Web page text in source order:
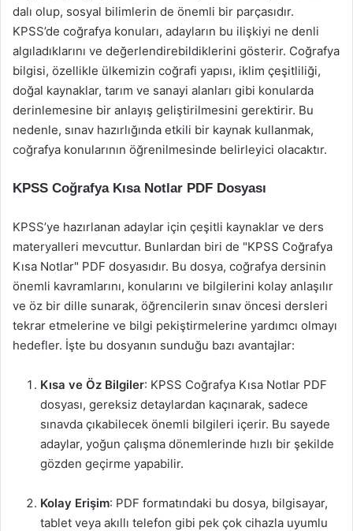
dalı olup, sosyal bilimlerin de önemli bir parçasıdır.
KPSS’de coğrafya konuları, adayların bu ilişkiyi ne denli
algıladıklarını ve değerlendirebildiklerini gösterir. Coğrafya
bilgisi, özellikle ülkemizin coğrafi yapısı, iklim çeşitliliği,
doğal kaynaklar, tarım ve sanayi alanları gibi konularda
derinlemesine bir anlayış geliştirilmesini gerektirir. Bu
nedenle, sınav hazırlığında etkili bir kaynak kullanmak,
coğrafya konularının öğrenilmesinde belirleyici olacaktır.
KPSS Coğrafya Kısa Notlar PDF Dosyası
KPSS’ye hazırlanan adaylar için çeşitli kaynaklar ve ders
materyalleri mevcuttur. Bunlardan biri de "KPSS Coğrafya
Kısa Notlar" PDF dosyasıdır. Bu dosya, coğrafya dersinin
önemli kavramlarını, konularını ve bilgilerini kolay anlaşılır
ve öz bir dille sunarak, öğrencilerin sınav öncesi dersleri
tekrar etmelerine ve bilgi pekiştirmelerine yardımcı olmayı
hedefler. İşte bu dosyanın sunduğu bazı avantajlar:
Kısa ve Öz Bilgiler: KPSS Coğrafya Kısa Notlar PDF
dosyası, gereksiz detaylardan kaçınarak, sadece
sınavda çıkabilecek önemli bilgileri içerir. Bu sayede
adaylar, yoğun çalışma dönemlerinde hızlı bir şekilde
gözden geçirme yapabilir.
Kolay Erişim: PDF formatındaki bu dosya, bilgisayar,
tablet veya akıllı telefon gibi pek çok cihazla uyumlu